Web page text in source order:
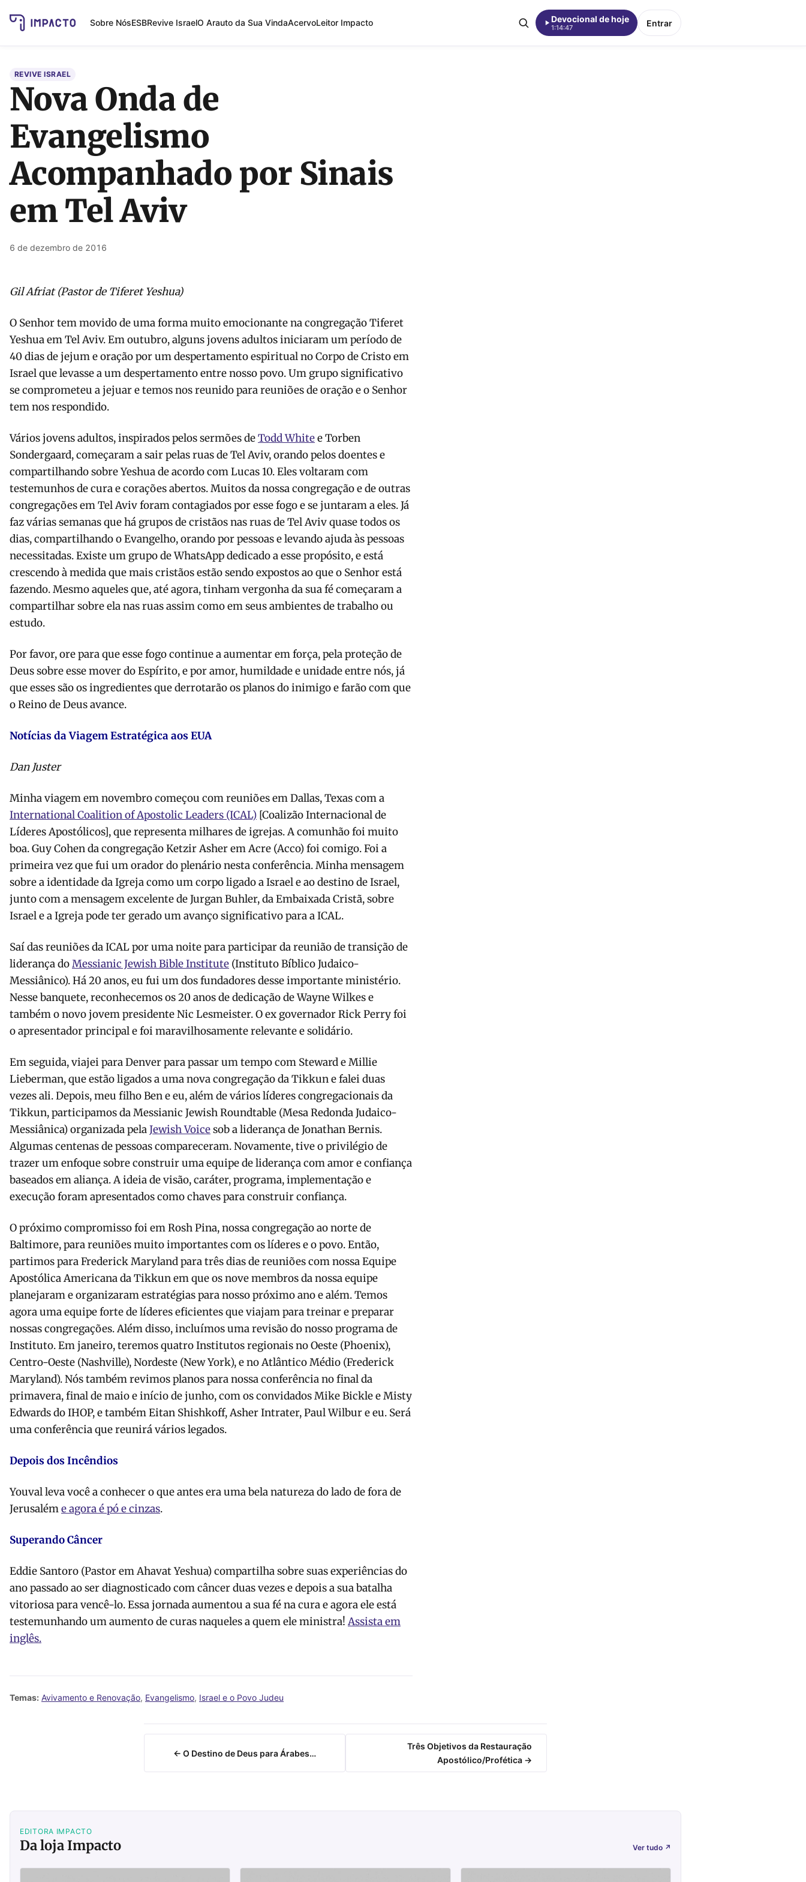
Sobre NósESBRevive IsraelO Arauto da Sua VindaAcervoLeitor Impacto Devocional de hoje
1:14:47 Entrar
REVIVE ISRAEL
Nova Onda de
Evangelismo
Acompanhado por Sinais
em Tel Aviv
6 de dezembro de 2016
Gil Afriat (Pastor de Tiferet Yeshua)
O Senhor tem movido de uma forma muito emocionante na congregação Tiferet
Yeshua em Tel Aviv. Em outubro, alguns jovens adultos iniciaram um período de
40 dias de jejum e oração por um despertamento espiritual no Corpo de Cristo em
Israel que levasse a um despertamento entre nosso povo. Um grupo significativo
se comprometeu a jejuar e temos nos reunido para reuniões de oração e o Senhor
tem nos respondido.
Vários jovens adultos, inspirados pelos sermões deTodd Whitee Torben
Sondergaard, começaram a sair pelas ruas de Tel Aviv, orando pelos doentes e
compartilhando sobre Yeshua de acordo com Lucas 10. Eles voltaram com
testemunhos de cura e corações abertos. Muitos da nossa congregação e de outras
congregações em Tel Aviv foram contagiados por esse fogo e se juntaram a eles. Já
faz várias semanas que há grupos de cristãos nas ruas de Tel Aviv quase todos os
dias, compartilhando o Evangelho, orando por pessoas e levando ajuda às pessoas
necessitadas. Existe um grupo de WhatsApp dedicado a esse propósito, e está
crescendo à medida que mais cristãos estão sendo expostos ao que o Senhor está
fazendo. Mesmo aqueles que, até agora, tinham vergonha da sua fé começaram a
compartilhar sobre ela nas ruas assim como em seus ambientes de trabalho ou
estudo.
Por favor, ore para que esse fogo continue a aumentar em força, pela proteção de
Deus sobre esse mover do Espírito, e por amor, humildade e unidade entre nós, já
que esses são os ingredientes que derrotarão os planos do inimigo e farão com que
o Reino de Deus avance.
Notícias da Viagem Estratégica aos EUA
Dan Juster
Minha viagem em novembro começou com reuniões em Dallas, Texas com a
International Coalition of Apostolic Leaders (ICAL) [Coalizão Internacional de
Líderes Apostólicos], que representa milhares de igrejas. A comunhão foi muito
boa. Guy Cohen da congregação Ketzir Asher em Acre (Acco) foi comigo. Foi a
primeira vez que fui um orador do plenário nesta conferência. Minha mensagem
sobre a identidade da Igreja como um corpo ligado a Israel e ao destino de Israel,
junto com a mensagem excelente de Jurgan Buhler, da Embaixada Cristã, sobre
Israel e a Igreja pode ter gerado um avanço significativo para a ICAL.
Saí das reuniões da ICAL por uma noite para participar da reunião de transição de
liderança doMessianic Jewish Bible Institute (Instituto Bíblico Judaico-
Messiânico). Há 20 anos, eu fui um dos fundadores desse importante ministério.
Nesse banquete, reconhecemos os 20 anos de dedicação de Wayne Wilkes e
também o novo jovem presidente Nic Lesmeister. O ex governador Rick Perry foi
o apresentador principal e foi maravilhosamente relevante e solidário.
Em seguida, viajei para Denver para passar um tempo com Steward e Millie
Lieberman, que estão ligados a uma nova congregação da Tikkun e falei duas
vezes ali. Depois, meu filho Ben e eu, além de vários líderes congregacionais da
Tikkun, participamos da Messianic Jewish Roundtable (Mesa Redonda Judaico-
Messiânica) organizada pelaJewish Voicesob a liderança de Jonathan Bernis.
Algumas centenas de pessoas compareceram. Novamente, tive o privilégio de
trazer um enfoque sobre construir uma equipe de liderança com amor e confiança
baseados em aliança. A ideia de visão, caráter, programa, implementação e
execução foram apresentados como chaves para construir confiança.
O próximo compromisso foi em Rosh Pina, nossa congregação ao norte de
Baltimore, para reuniões muito importantes com os líderes e o povo. Então,
partimos para Frederick Maryland para três dias de reuniões com nossa Equipe
Apostólica Americana da Tikkun em que os nove membros da nossa equipe
planejaram e organizaram estratégias para nosso próximo ano e além. Temos
agora uma equipe forte de líderes eficientes que viajam para treinar e preparar
nossas congregações. Além disso, incluímos uma revisão do nosso programa de
Instituto. Em janeiro, teremos quatro Institutos regionais no Oeste (Phoenix),
Centro-Oeste (Nashville), Nordeste (New York), e no Atlântico Médio (Frederick
Maryland). Nós também revimos planos para nossa conferência no final da
primavera, final de maio e início de junho, com os convidados Mike Bickle e Misty
Edwards do IHOP, e também Eitan Shishkoff, Asher Intrater, Paul Wilbur e eu. Será
uma conferência que reunirá vários legados.
Depois dos Incêndios
Youval leva você a conhecer o que antes era uma bela natureza do lado de fora de
Jerusaléme agora é pó e cinzas.
Superando Câncer
Eddie Santoro (Pastor em Ahavat Yeshua) compartilha sobre suas experiências do
ano passado ao ser diagnosticado com câncer duas vezes e depois a sua batalha
vitoriosa para vencê-lo. Essa jornada aumentou a sua fé na cura e agora ele está
testemunhando um aumento de curas naqueles a quem ele ministra! Assista em
inglês.
Temas: Avivamento e Renovação, Evangelismo, Israel e o Povo Judeu
← O Destino de Deus para Árabes…
Três Objetivos da Restauração
Apostólico/Profética →
EDITORA IMPACTO
Da loja Impacto Ver tudo ↗